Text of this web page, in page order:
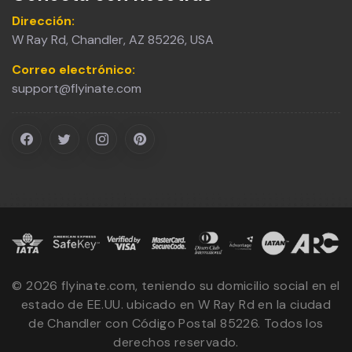
Dirección:
W Ray Rd, Chandler, AZ 85226, USA
Correo electrónico:
support@flyinate.com
©2026 flyinate.com, teniendo su domicilio social en el
estado de EE.UU. ubicado en W Ray Rd en la ciudad
de Chandler con Código Postal 85226. Todos los
derechos reservado.